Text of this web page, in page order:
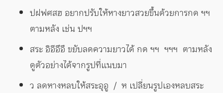
ปฝฟศสฮ อยากปรับให้หางยาวสวยขึ้นด้วยการกด ฯฯ
ตามหลัง เช่น ปฯฯ
สระ อิอีอึอื ขยับลดความยาวได้ กด ฯฯ ฯฯฯ ตามหลัง
ดูตัวอย่างได้จากรูปที่แนบมา
ว ลดหางหลบให้สระอุอู / ห เปลี่ยนรูปเองหลบสระ